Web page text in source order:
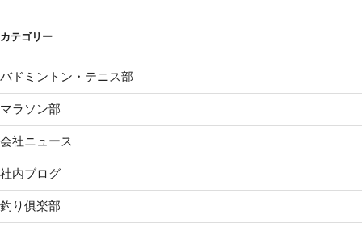
カテゴリー
バドミントン・テニス部
マラソン部
会社ニュース
社内ブログ
釣り俱楽部